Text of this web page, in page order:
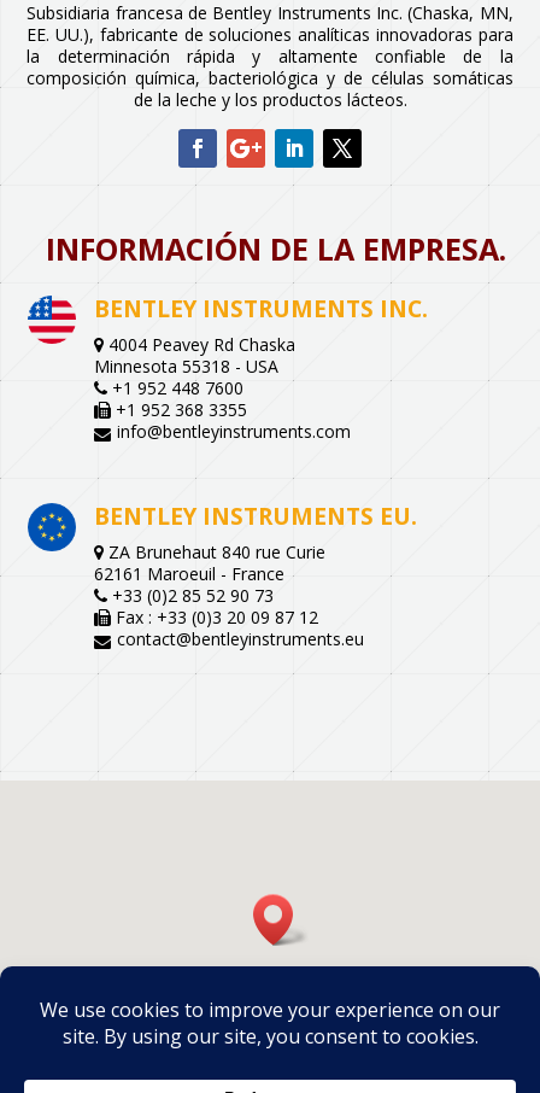
Subsidiaria francesa de Bentley Instruments Inc. (Chaska, MN,
EE. UU.), fabricante de soluciones analíticas innovadoras para
la determinación rápida y altamente confiable de la
composición química, bacteriológica y de células somáticas
de la leche y los productos lácteos.
INFORMACIÓN DE LA EMPRESA.
BENTLEY INSTRUMENTS INC.
4004 Peavey Rd Chaska
Minnesota 55318 - USA
+1 952 448 7600
+1 952 368 3355
info@bentleyinstruments.com
BENTLEY INSTRUMENTS EU.
ZA Brunehaut 840 rue Curie
62161 Maroeuil - France
+33 (0)2 85 52 90 73
Fax : +33 (0)3 20 09 87 12
contact@bentleyinstruments.eu